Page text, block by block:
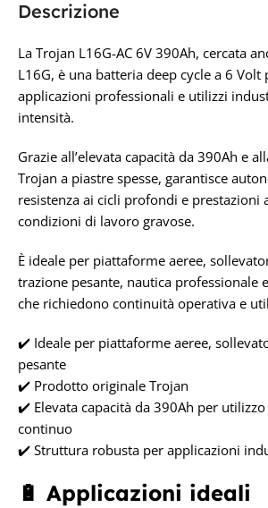
Descrizione
La Trojan L16G-AC 6V 390Ah, cercata
L16G, è una batteria deep cycle a 6 Volt
applicazioni professionali e utilizzi
intensità.
Grazie all’elevata capacità da 390Ah e
Trojan a piastre spesse, garantisce
resistenza ai cicli profondi e prestazioni
condizioni di lavoro gravose.
È ideale per piattaforme aeree,
trazione pesante, nautica professionale
che richiedono continuità operativa e
✔️ Ideale per piattaforme aeree,
pesante
✔️ Prodotto originale Trojan
✔️ Elevata capacità da 390Ah per
continuo
✔️ Struttura robusta per applicazioni
🔋 Applicazioni ideali
TECNOLOGIA
CAPACITÀ IN AH
TENSIONE IN VOLT